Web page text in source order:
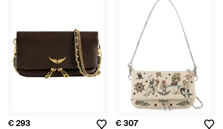
€ 293 € 307